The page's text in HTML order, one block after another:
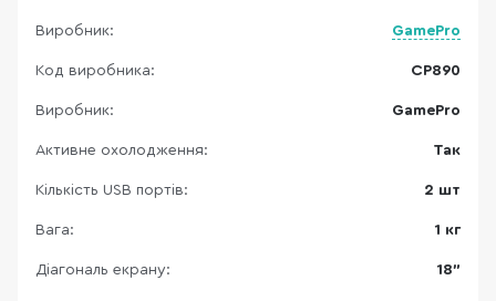
Виробник: GamePro
Код виробника: CP890
Виробник: GamePro
Активне охолодження: Так
Кількість USB портів: 2 шт
Вага: 1 кг
Діагональ екрану: 18"